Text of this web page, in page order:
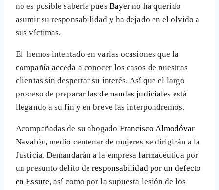
no es posible saberla pues Bayer no ha querido
asumir su responsabilidad y ha dejado en el olvido a
sus víctimas.
El hemos intentado en varias ocasiones que la
compañía acceda a conocer los casos de nuestras
clientas sin despertar su interés. Así que el largo
proceso de preparar lasdemandas judiciales está
llegando a su fin y en breve las interpondremos.
Acompañadas de su abogado Francisco Almodóvar
Navalón, medio centenar de mujeres se dirigirán a la
Justicia. Demandarán a la empresa farmacéutica por
un presunto delito deresponsabilidad por un defecto
en Essure, así como por la supuesta lesión de los